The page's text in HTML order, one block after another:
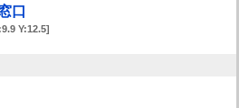
口
Y:12.5]